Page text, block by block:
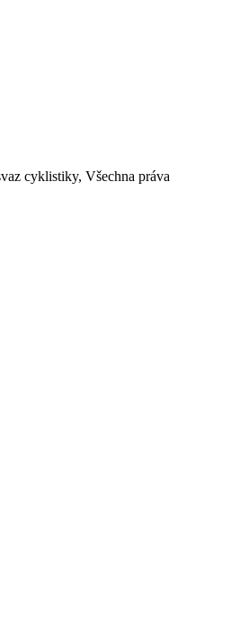
cyklistiky, Všechna práva